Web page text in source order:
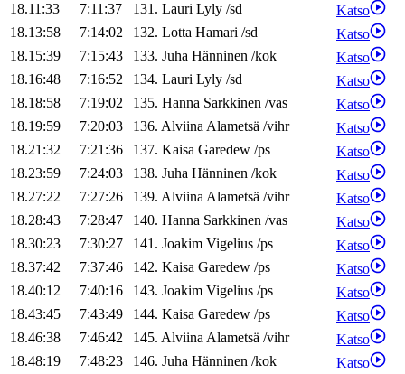
18.11:33
7:11:37 131. Lauri Lyly /sd
Katso
18.13:58
7:14:02 132. Lotta Hamari /sd
Katso
18.15:39
7:15:43 133. Juha Hänninen /kok
Katso
18.16:48
7:16:52 134. Lauri Lyly /sd
Katso
18.18:58
7:19:02 135. Hanna Sarkkinen /vas
Katso
18.19:59
7:20:03 136. AlviinaAlametsä /vihr
Katso
18.21:32
7:21:36 137. Kaisa Garedew /ps
Katso
18.23:59
7:24:03 138. Juha Hänninen /kok
Katso
18.27:22
7:27:26 139. AlviinaAlametsä /vihr
Katso
18.28:43
7:28:47 140. Hanna Sarkkinen /vas
Katso
18.30:23
7:30:27 141. Joakim Vigelius /ps
Katso
18.37:42
7:37:46 142. Kaisa Garedew /ps
Katso
18.40:12
7:40:16 143. Joakim Vigelius /ps
Katso
18.43:45
7:43:49 144. Kaisa Garedew /ps
Katso
18.46:38
7:46:42 145. AlviinaAlametsä /vihr
Katso
18.48:19
7:48:23 146. Juha Hänninen /kok
Katso